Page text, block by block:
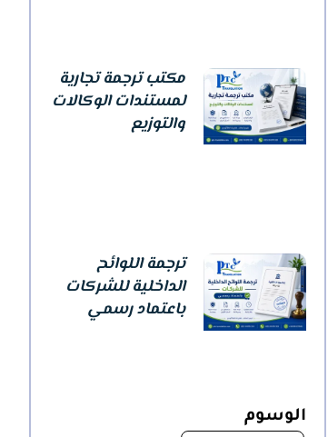
مكتب ترجمة تجارية
لمستندات الوكالات
والتوزيع
ترجمة اللوائح
الداخلية للشركات
باعتماد رسمي
الوسوم